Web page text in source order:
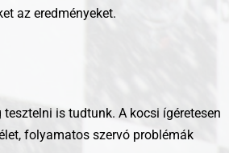
az eredményeket.
is tudtunk. A kocsi ígéretesen
folyamatos szervó problémák